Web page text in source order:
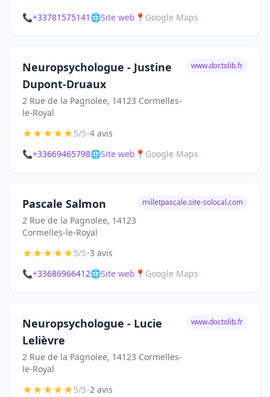
📞+33781575141 🌐Site web 📍 Google Maps
Neuropsychologue - Justine
Dupont-Druaux
2 Rue de la Pagnolee, 14123 Cormelles-
le-Royal
www.doctolib.fr
★★★★★5/5•4 avis
📞+33669465798🌐Site web 📍 Google Maps
Pascale Salmon
2 Rue de la Pagnolee, 14123
Cormelles-le-Royal
milletpascale.site-solocal.com
★★★★★5/5•3 avis
📞+33686966412🌐Site web 📍 Google Maps
Neuropsychologue - Lucie
Lelièvre
2 Rue de la Pagnolee, 14123 Cormelles-
le-Royal
www.doctolib.fr
★★★★★5/5•2 avis